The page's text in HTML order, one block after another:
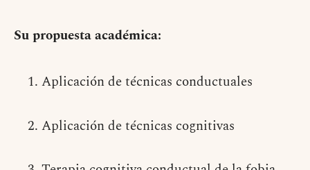
Su propuesta académica:
Aplicación de técnicas conductuales
Aplicación de técnicas cognitivas